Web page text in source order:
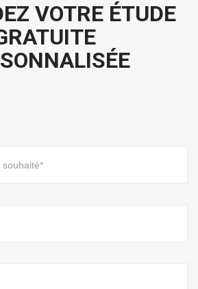
VOTRE ÉTUDE